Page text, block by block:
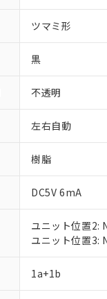
ツマミ形
黒
不透明
左右自動
樹脂
DC5V 6mA
ユニット位置2:
ユニット位置3:
1a+1b※1 対応状況